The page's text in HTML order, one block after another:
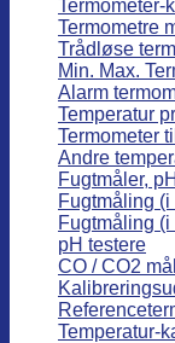
Termometer-
Termometre
Trådløse
Min. Max.
Alarm
Temperatur
Termometer
Andre
Fugtmåler,
Fugtmåling (i
Fugtmåling
pH testere
CO / CO2
Temperatur-